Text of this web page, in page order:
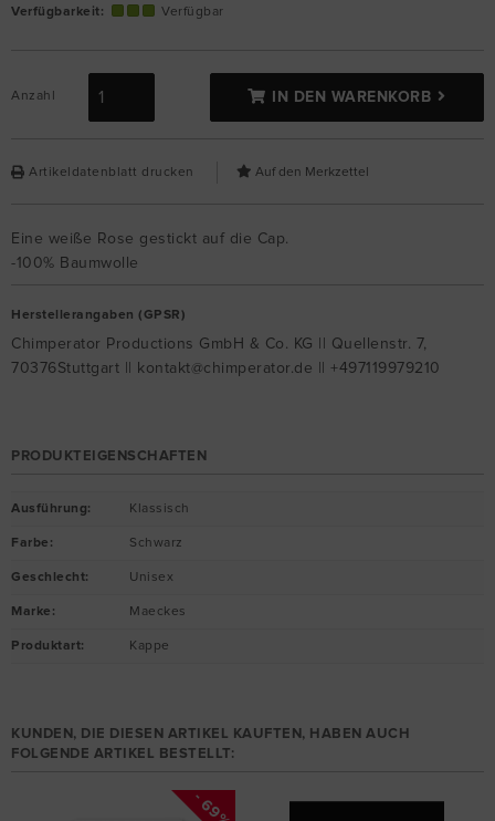
Verfügbarkeit: Verfügbar
Anzahl IN DEN WARENKORB
Artikeldatenblatt drucken
Eine weiße Rose gestickt auf die Cap.
-100% Baumwolle
Herstellerangaben (GPSR)
Chimperator Productions GmbH & Co. KG || Quellenstr. 7,
70376Stuttgart || kontakt@chimperator.de || +497119979210
PRODUKTEIGENSCHAFTEN
Ausführung: Klassisch
Farbe : Schwarz
Geschlecht: Unisex
Marke : Maeckes
Produktart: Kappe
KUNDEN, DIE DIESEN ARTIKEL KAUFTEN, HABEN AUCH
FOLGENDE ARTIKEL BESTELLT:
- 69%